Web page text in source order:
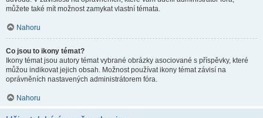
můžete také mít možnost zamykat vlastní témata.
Nahoru
Co jsou to ikony témat?
Ikony témat jsou autory témat vybrané obrázky asociované s příspěvky, které
můžou indikovat jejich obsah. Možnost používat ikony témat závisí na
oprávněních nastavených administrátorem fóra.
Nahoru